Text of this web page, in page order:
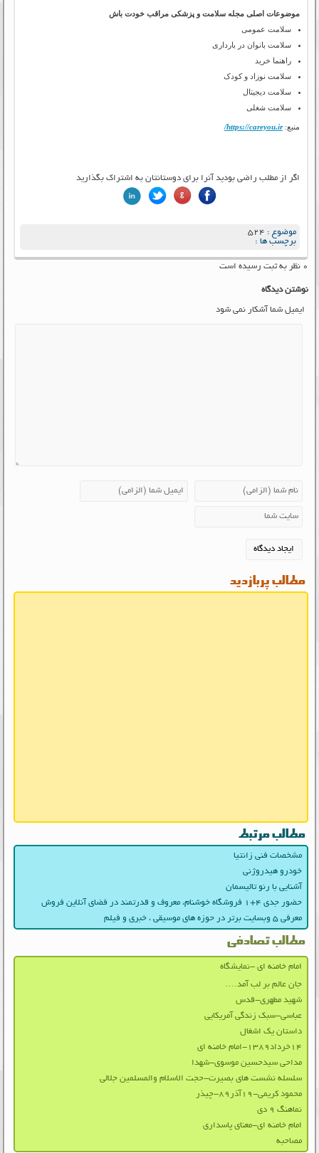
موضوعات اصلی مجله سلامت و پزشکی مراقب خودت باش
سلامت عمومی
سلامت بانوان در بارداری
راهنما خرید
سلامت نوزاد و کودک
سلامت دیجیتال
سلامت شغلی
منبع:https://careyou.ir/
اگر از مطلب راضی بودید آنرا برای دوستانتان به اشتراک بگذارید
موضوع : 524
برچسب ها :
۰ نظر به ثبت رسیده است
نوشتن دیدگاه
ایمیل شما آشکار نمی شود
مطالب پربازدید
مطالب مرتبط
مشخصات فنی زانتیا
خودرو هیدروژنی
آشنایی با رنو تالیسمان
حضور جدی ۴+۱ فروشگاه خوشنام، معروف و قدرتمند در فضای آنلاین فروش
معرفی ۵ وبسایت برتر در حوزه های موسیقی ، خبری و فیلم
مطالب تصادفی
امام خامنه ای -نمایشگاه
جان عالم بر لب آمد….
شهید مطهری-قدس
عباسی-سبک زندگی آمریکایی
داستان یک اشغال
۱۴خرداد۱۳۸۹-امام خامنه ای
مداحی سیدحسین موسوی-شهدا
سلسله نشست های بصیرت-حجت الاسلام والمسلمین جلالی
محمود کریمی-۱۹آذر۸۹-چیذر
نماهنگ ۹ دی
امام خامنه ای-معنای پاسداری
مصاحبه